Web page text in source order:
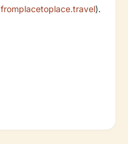
fromplacetoplace.travel).